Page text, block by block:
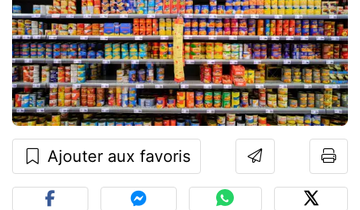
Ajouter aux favoris